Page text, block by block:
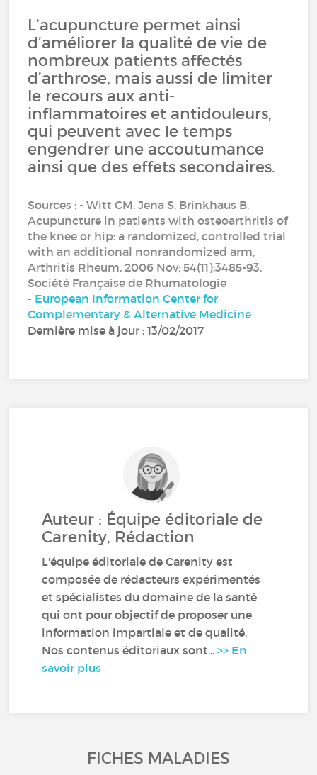
L’acupuncture permet ainsi
d’améliorer la qualité de vie de
nombreux patients affectés
d’arthrose, mais aussi de limiter
le recours aux anti-
inflammatoires et antidouleurs,
qui peuvent avec le temps
engendrer une accoutumance
ainsi que des effets secondaires.
Sources : - Witt CM, Jena S, Brinkhaus B.
Acupuncture in patients with osteoarthritis of
the knee or hip: a randomized, controlled trial
with an additional nonrandomized arm,
Arthritis Rheum, 2006 Nov; 54(11):3485-93.
Société Française de Rhumatologie
- European Information Center for
Complementary & Alternative Medicine
Dernière mise à jour : 13/02/2017
Auteur : Équipe éditoriale de
Carenity, Rédaction
L'équipe éditoriale de Carenity est
composée de rédacteurs expérimentés
et spécialistes du domaine de la santé
qui ont pour objectif de proposer une
information impartiale et de qualité.
Nos contenus éditoriaux sont...>> En
savoir plus
FICHES MALADIES